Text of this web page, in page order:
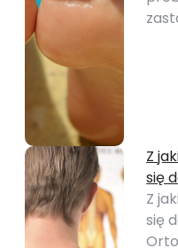
Z
się
Z
się